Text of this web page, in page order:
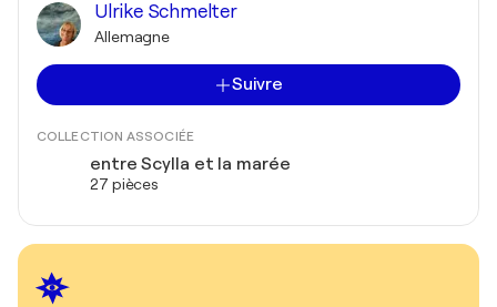
Ulrike Schmelter
Allemagne
Suivre
COLLECTION ASSOCIÉE
entre Scylla et la marée
27 pièces